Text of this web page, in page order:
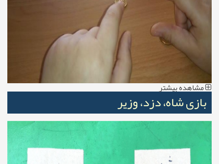
مشاهده بیشتر
بازی شاه، دزد، وزیر